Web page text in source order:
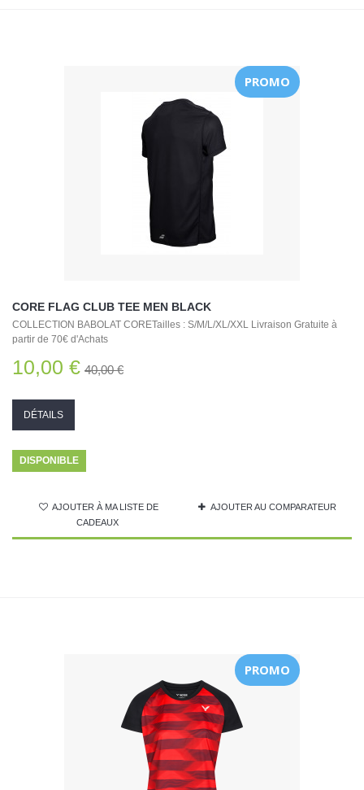
PROMO
CORE FLAG CLUB TEE MEN BLACK
COLLECTION BABOLAT CORETailles : S/M/L/XL/XXL Livraison Gratuite à
partir de 70€ d'Achats
10,00 € 40,00 €
DÉTAILS
DISPONIBLE
AJOUTER À MA LISTE DE
CADEAUX
AJOUTER AU COMPARATEUR
PROMO